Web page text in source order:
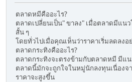
ตลาดหมีคืออะไร?
ตลาดเปลี่ยนเป็น" ขาลง" เมื่อตลาดมีแน
สั้น ๆ
โดยทั่วไปเมื่อคุณเห็นว่าราคาเริ่มลดลงอ
ตลาดกระทิงคืออะไร?
ตลาดกระทิงจะตรงข้ามกับตลาดหมี มีแ
ตลาดนี้มักจะถูกใจในหมู่นักลงทุนเนื่องจ
ราคาจะสูงขึ้น